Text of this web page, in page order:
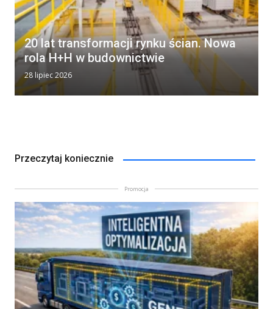
20 lat transformacji rynku ścian. Nowa
rola H+H w budownictwie
28 lipiec 2026
Przeczytaj koniecznie
Promocja